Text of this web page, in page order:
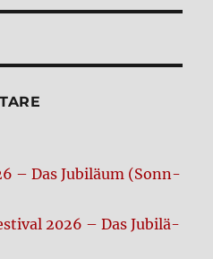
– Das Jubi­lä­um (Sonn­
2026 – Das Jubi­lä­